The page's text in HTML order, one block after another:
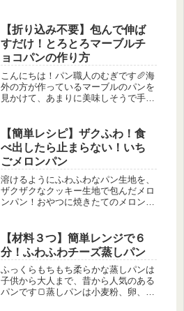
近くのパン屋に母と行く時は、絶対に
コーンマヨパンを買ってもらってまし
た🍞小...
【折り込み不要】包んで伸ば
すだけ！とろとろマーブルチ
ョコパンの作り方
こんにちは！パン職人のむぎです🥖海
外の方が作っているマーブルのパンを
見かけて、あまりに美味しそうで手が
のが今回のレシピです✨割ると中から
チョコがとろ〜り。白とココアのうず
ま...
【簡単レシピ】ザクふわ！食
べ出したら止まらない！いち
ごメロンパン
溶けるようにふわふわなパン生地を、
ザクザクなクッキー生地で包んだメロ
ンパン！おやつに焼きたてのメロンパ
【材料３つ】簡単レンジで６
分！ふわふわチーズ蒸しパン
ふっくらもちもち柔らかな蒸しパンは
子供から大人まで、昔から人気のある
パンです🍞蒸しパンは小麦粉、卵、牛